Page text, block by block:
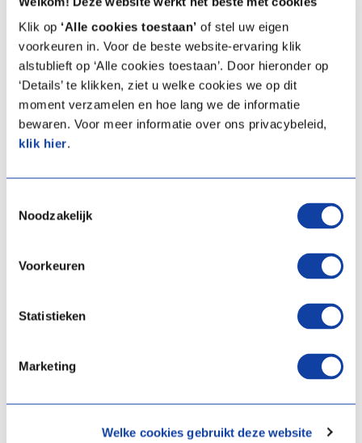
Klik op ‘Alle cookies toestaan’ of stel uw eigen
voorkeuren in. Voor de beste website-ervaring klik
alstublieft op ‘Alle cookies toestaan’. Door hieronder op
‘Details’ te klikken, ziet u welke cookies we op dit
moment verzamelen en hoe lang we de informatie
bewaren. Voor meer informatie over ons privacybeleid,
klik hier.
Noodzakelijk
Voorkeuren
Statistieken
Marketing
Welke cookies gebruikt deze website
Scheepsbeugel
BTW)
Meer info